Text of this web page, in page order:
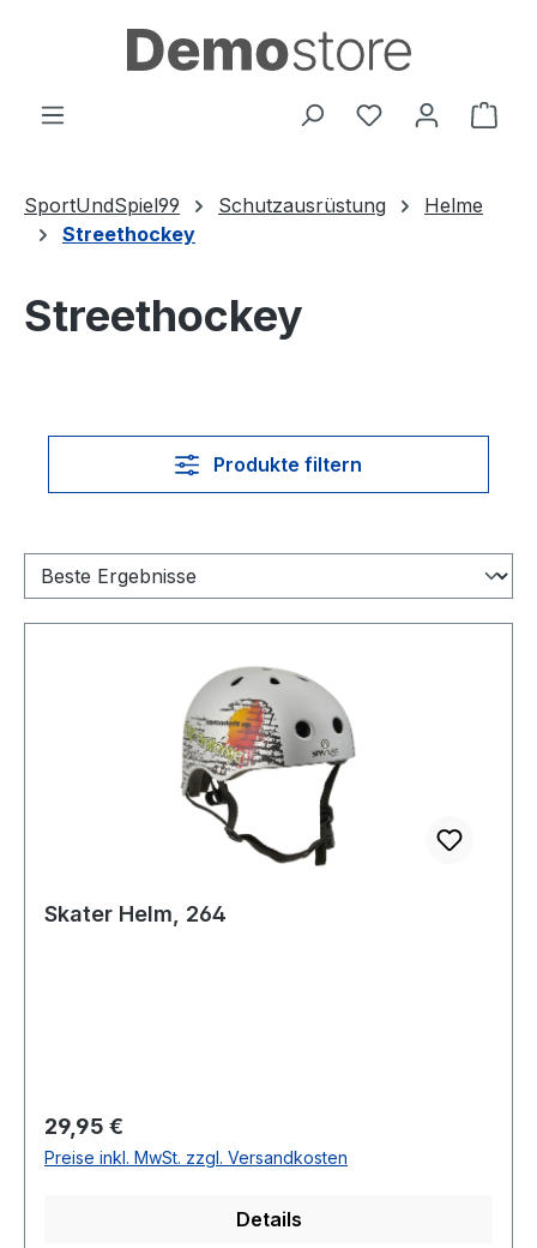
Zum Hauptinhalt springen
Du hast 0
SportUndSpiel99 Schutzausrüstung
Helme
Streethockey
Streethockey
Produkte filtern
Skater Helm, 264
Regulärer Preis:
29,95 €
Preise inkl. MwSt. zzgl. Versandkosten
Details